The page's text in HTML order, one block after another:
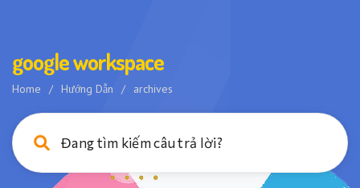
google workspace
Home / Hướng Dẫn / archives